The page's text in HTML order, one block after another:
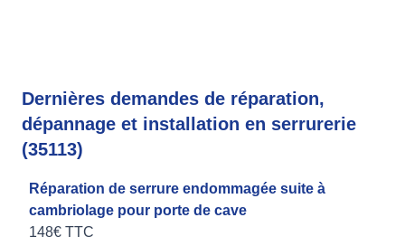
Dernières demandes de réparation,
dépannage et installation en serrurerie
(35113)
Réparation de serrure endommagée suite à
cambriolage pour porte de cave
148€ TTC